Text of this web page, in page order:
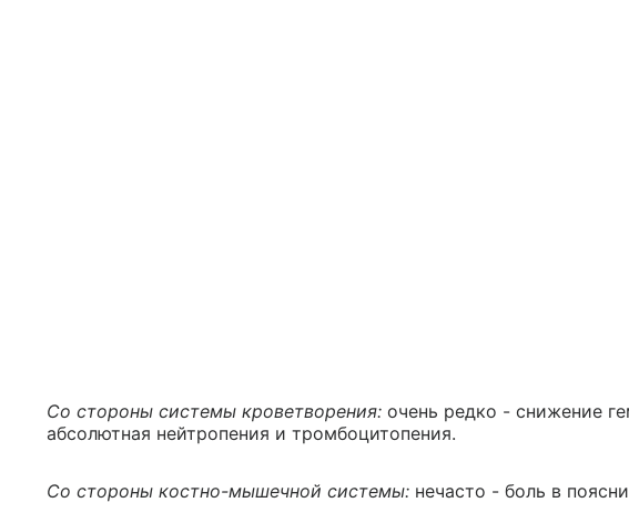
Со стороны системы кроветворения: очень редко - снижение
абсолютная нейтропения и тромбоцитопения.
Со стороны костно-мышечной системы: нечасто - боль в